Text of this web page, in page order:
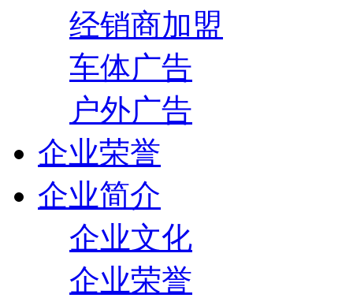
经销商加盟
车体广告
户外广告
企业荣誉
企业简介
企业文化
企业荣誉